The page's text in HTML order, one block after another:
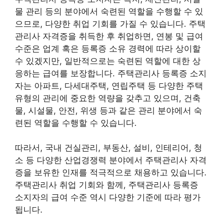
물 관리 등의 분야에서 숙련된 역할을 수행할 수 있
으므로, 다양한 취업 기회를 가질 수 있습니다. 주택
관리사 자격증을 취득한 후 취업하면, 연봉 및 급여
수준은 업계 혹은 등록증 소유 경력에 따라 상이할
수 있겠지만, 일반적으로는 숙련된 역할에 대한 상
응하는 급여를 보장합니다. 주택관리사 등록증 소지
자는 아파트, 다세대주택, 연립주택 등 다양한 주택
유형의 관리에 중요한 역량을 갖추고 있으며, 건축
물, 시설물, 안전, 위생 등과 같은 관리 분야에서 숙
련된 역할을 수행할 수 있습니다.
따라서, 국내 건실관리, 부동산, 설비, 인테리어, 청
소 등 다양한 산업경쟁력 분야에서 주택관리사 자격
증을 보유한 인재를 적극적으로 채용하고 있습니다.
주택관리사 취업 기회와 함께, 주택관리사 등록증
소지자의 급여 수준 역시 다양한 기준에 따라 평가
됩니다.